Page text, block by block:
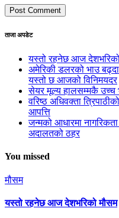
ताजा अपडेट
यस्तो रहनेछ आज
अमेरिकी डलरको भाउ
यस्तो छ आजको विनिमयदर
सेयर मूल्य हालसम्मकै उच्च
वरिष्ठ अधिवक्ता
आपत्ति
जन्मको आधारमा
अदालतको ठहर
You missed
मौसम
यस्तो रहनेछ आज देशभरिको मौसम